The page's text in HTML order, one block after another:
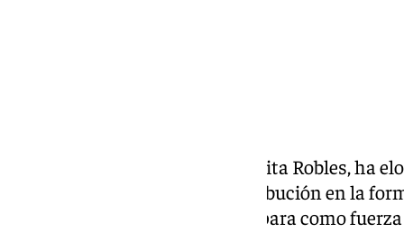
La ministra de Defensa, Margarita Robles, ha
su «profesionalidad» y su contribución en la
ucranianos toda vez que se prepara como